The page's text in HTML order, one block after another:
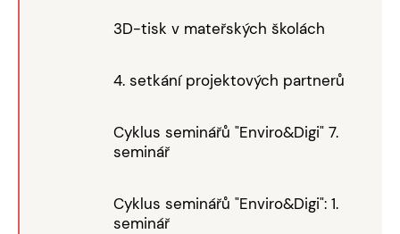
3D-tisk v mateřských školách
4. setkání projektových partnerů
Cyklus seminářů "Enviro&Digi" 7.
seminář
Cyklus seminářů "Enviro&Digi": 1.
seminář